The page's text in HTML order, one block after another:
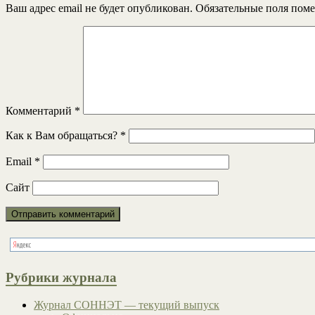
Ваш адрес email не будет опубликован. Обязательные поля
Комментарий *
Как к Вам обращаться? *
Email *
Сайт
Рубрики журнала
Журнал СОННЭТ — текущий выпуск